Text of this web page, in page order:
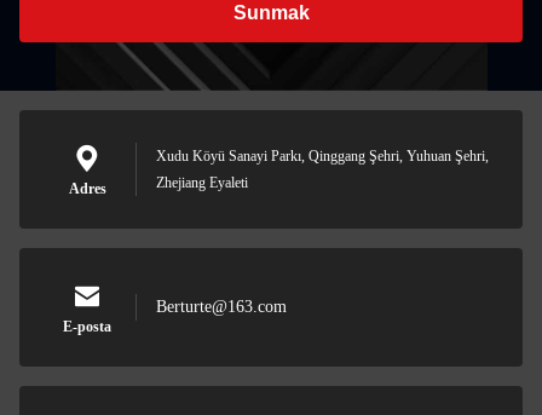
Sunmak
Adres
Xudu Köyü Sanayi Parkı, Qinggang Şehri, Yuhuan Şehri,
Zhejiang Eyaleti
E-posta
Berturte@163.com